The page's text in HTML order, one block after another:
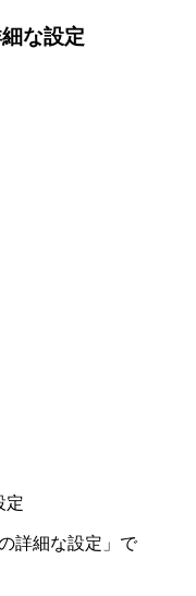
な設定
定
詳細な設定」で